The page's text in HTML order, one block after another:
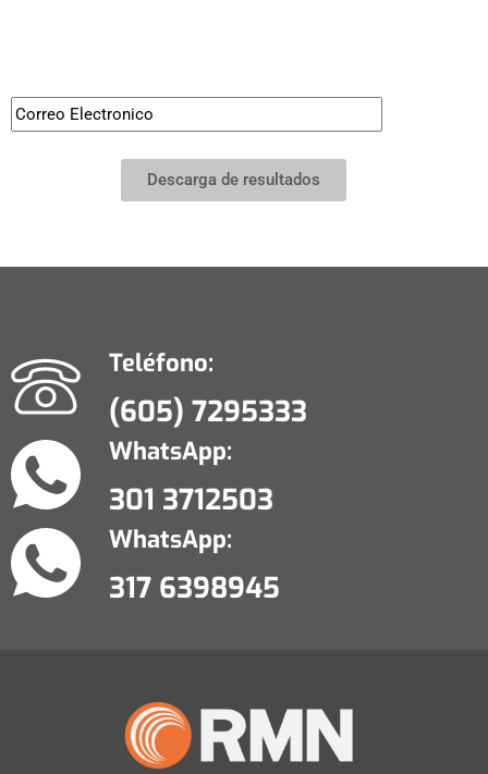
Descarga de resultados
Teléfono:
(605) 7295333
WhatsApp:
301 3712503
WhatsApp:
317 6398945